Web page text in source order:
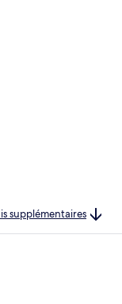
supplémentaires